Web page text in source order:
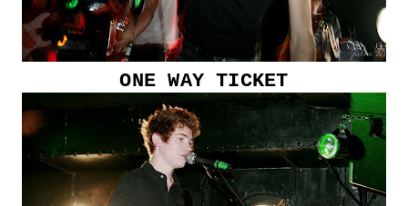
ONE WAY TICKET